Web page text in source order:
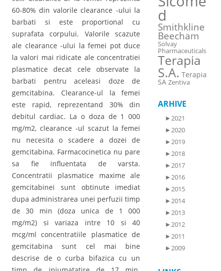
60-80% din valorile clearance -ului la
barbati si este proportional cu
suprafata corpului. Valorile scazute
ale clearance -ului la femei pot duce
la valori mai ridicate ale concentratiei
plasmatice decat cele observate la
barbati pentru aceleasi doze de
gemcitabina. Clearance-ul la femei
este rapid, reprezentand 30% din
debitul cardiac. La o doza de 1 000
mg/m2, clearance -ul scazut la femei
nu necesita o scadere a dozei de
gemcitabina. Farmacocinetica nu pare
sa fie influentata de varsta.
Concentratii plasmatice maxime ale
gemcitabinei sunt obtinute imediat
dupa administrarea unei perfuzii timp
de 30 min (doza unica de 1 000
mg/m2) si variaza intre 10 si 40
mcg/ml concentratiile plasmatice de
gemcitabina sunt cel mai bine
descrise de o curba bifazica cu un
d
Smithkline
Beecham
Solvay
Pharmaceuticals
Terapia
S.A. Terapia
SA Zentiva
ARHIVE
►2021
►2020
►2019
►2018
►2017
►2016
►2015
►2014
►2013
►2012
►2011
►2009